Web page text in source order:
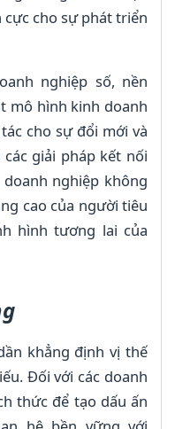
cho sự phát triển
nghiệp số, nền
mô hình kinh doanh
cho sự đổi mới và
giải pháp kết nối
nghiệp không
cao của người tiêu
hình tương lai của
khẳng định vị thế
Đối với các doanh
thức để tạo dấu ấn